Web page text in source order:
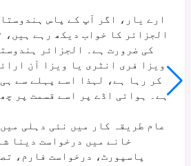
ارے یار، اگر آپ کے پاس
الجزائر کا خواب دیکھ رہے ہیں،
کی ضرورت ہے۔ الجزائر
ویزا فری انٹری یا ویزا آن
کر رہا ہے، لہذا اسے پہلے سے
ہے۔ ہوائی اڈے پر اسے قسمت پر
عام طریقہ کار میں نئی ​​دہلی
خانے میں درخواست دینا
پاسپورٹ، درخواست فارم،